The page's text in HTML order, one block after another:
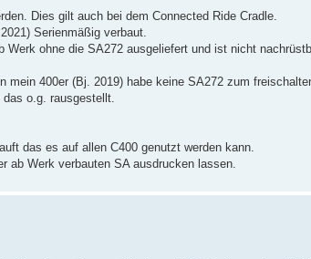
Dies gilt auch bei dem Connected Ride Cradle.
Serienmäßig verbaut.
Werk ohne die SA272 ausgeliefert und ist nicht
mein 400er (Bj. 2019) habe keine SA272 zum
o.g. rausgestellt.
das es auf allen C400 genutzt werden kann.
ab Werk verbauten SA ausdrucken lassen.